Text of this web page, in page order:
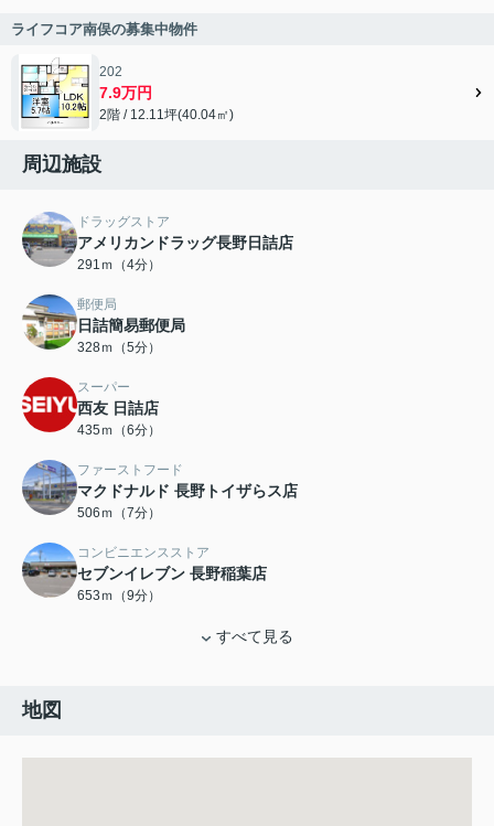
ライフコア南俣の募集中物件
202
7.9万円
2階 / 12.11坪(40.04㎡)
周辺施設
ドラッグストア
アメリカンドラッグ長野日詰店
291ｍ（4分）
郵便局
日詰簡易郵便局
328ｍ（5分）
スーパー
西友 日詰店
435ｍ（6分）
ファーストフード
マクドナルド 長野トイザらス店
506ｍ（7分）
コンビニエンスストア
セブンイレブン 長野稲葉店
653ｍ（9分）
すべて見る
地図